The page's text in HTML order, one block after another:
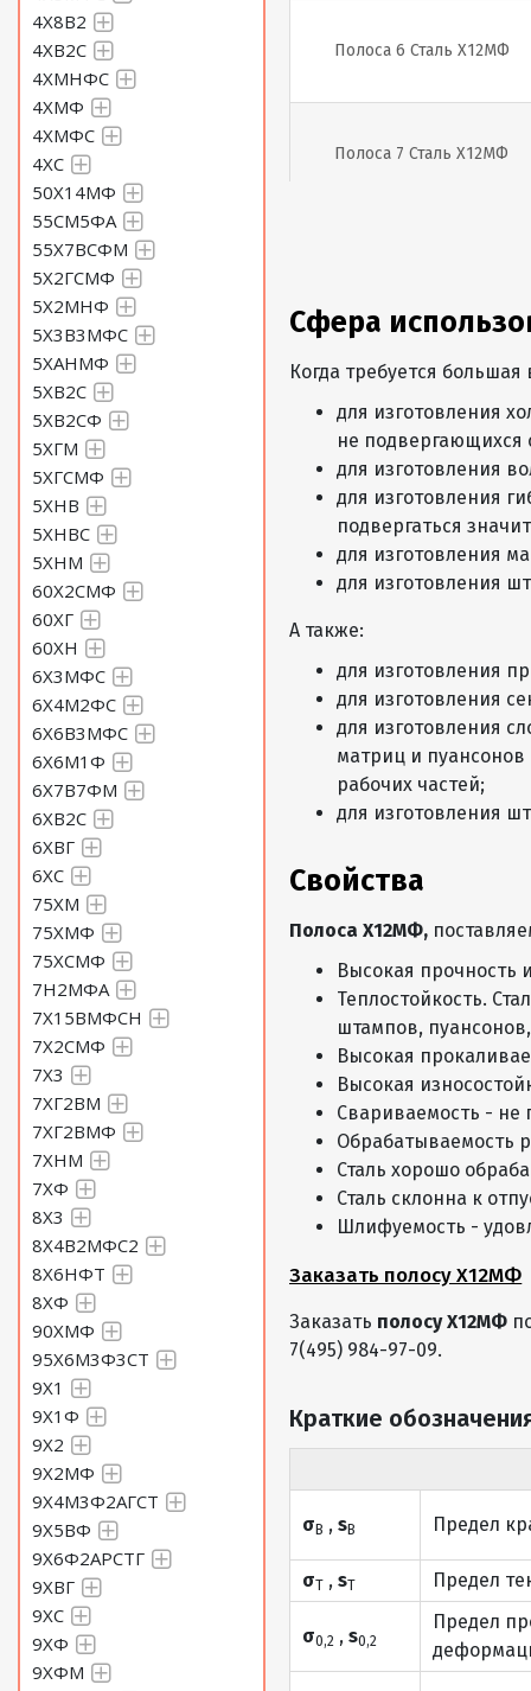
4Х8В2
4ХВ2С
4ХМНФС
4ХМФ
4ХМФС
4ХС
50Х14МФ
55СМ5ФА
55Х7ВСФМ
5Х2ГСМФ
5Х2МНФ
5Х3В3МФС
5ХАНМФ
5ХВ2С
5ХВ2СФ
5ХГМ
5ХГСМФ
5ХНВ
5ХНВС
5ХНМ
60Х2СМФ
60ХГ
60ХН
6Х3МФС
6Х4М2ФС
6Х6В3МФС
6Х6М1Ф
6Х7В7ФМ
6ХВ2С
6ХВГ
6ХС
75ХМ
75ХМФ
75ХСМФ
7Н2МФА
7Х15ВМФСН
7Х2СМФ
7Х3
7ХГ2ВМ
7ХГ2ВМФ
7ХНМ
7ХФ
8Х3
8Х4В2МФС2
8Х6НФТ
8ХФ
90ХМФ
95Х6М3Ф3СТ
9Х1
9Х1Ф
9Х2
9Х2МФ
9Х4М3Ф2АГСТ
9Х5ВФ
9Х6Ф2АРСТГ
9ХВГ
9ХС
9ХФ
9ХФМ
Полоса 6 Сталь Х12МФ
Полоса 7 Сталь Х12МФ
Полоса 9 Сталь Х12МФ
Полоса 10 Сталь Х12МФ
Полоса 11 Сталь Х12МФ
Полоса 12 Сталь Х12МФ
Полоса 14 Сталь Х12МФ
Полоса 15 Сталь Х12МФ
Полоса 16 Сталь Х12МФ
Полоса 18 Сталь Х12МФ
Полоса 20 Сталь Х12МФ
Полоса 22 Сталь Х12МФ
Полоса 28 Сталь Х12МФ
Полоса 30 Сталь Х12МФ
Сфера
Когда требуется большая
для изготовления
не подвергающихся
для изготовления
для изготовления
подвергаться
для изготовления
для изготовления
А также:
для изготовления
для изготовления
для изготовления
матриц и
рабочих частей;
для изготовления
Свойства
Полоса Х12МФ,
Высокая прочность
Теплостойкость.
штампов,
Высокая
Высокая
Свариваемость - не
Обрабатываемость
Сталь хорошо
Сталь склонна к
Шлифуемость -
Заказать полосу Х12МФ
Заказать полосу Х12МФ
7(495) 984-97-09.
Краткие
σВ ,sВ Предел
σТ ,sТ Предел
σ0,2 ,s0,2
Предел